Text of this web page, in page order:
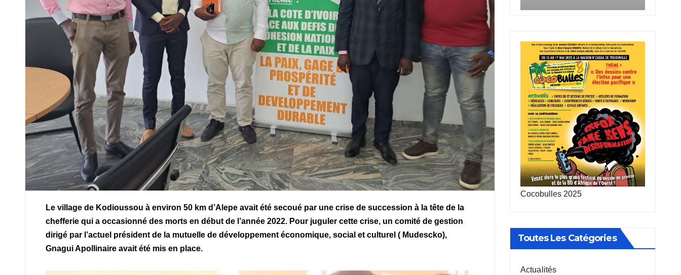
Le village de Kodioussou à environ 50 km d’Alepe avait été secoué par une crise de succession à la tête de la
chefferie qui a occasionné des morts en début de l’année 2022. Pour juguler cette crise, un comité de gestion
dirigé par l’actuel président de la mutuelle de développement économique, social et culturel ( Mudescko),
Gnagui Apollinaire avait été mis en place.
Cocobulles 2025
Toutes Les Catégories
Actualités